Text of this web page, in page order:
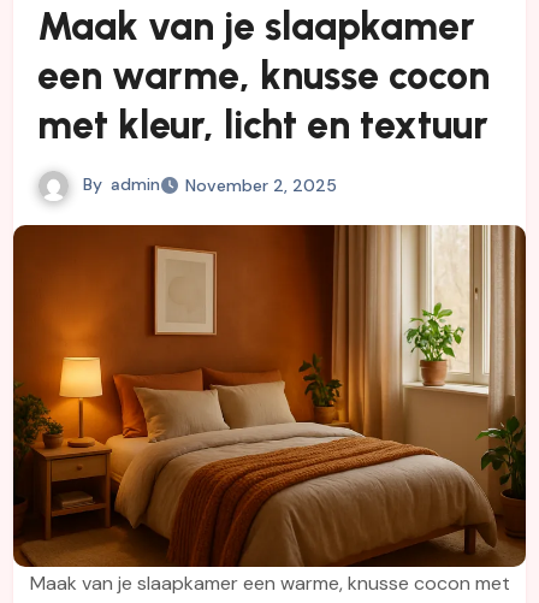
Maak van je slaapkamer
een warme, knusse cocon
met kleur, licht en textuur
By admin November 2, 2025
Maak van je slaapkamer een warme, knusse cocon met